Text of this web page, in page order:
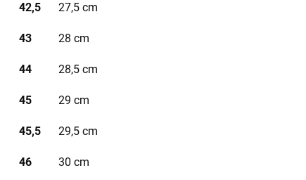
42,5 27,5 cm
43 28 cm
44 28,5 cm
45 29 cm
45,5 29,5 cm
46 30 cm